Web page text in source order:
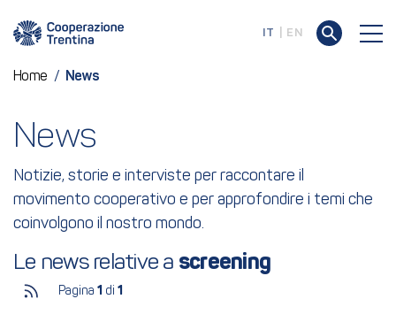
IT EN
Home / News
News
Notizie, storie e interviste per raccontare il
movimento cooperativo e per approfondire i temi che
coinvolgono il nostro mondo.
Le news relative a screening
Pagina 1 di 1